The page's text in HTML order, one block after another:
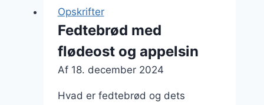
Opskrifter
Fedtebrød med
flødeost og appelsin
Af 18. december 2024
Hvad er fedtebrød og dets